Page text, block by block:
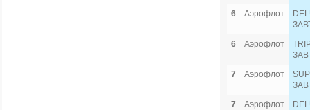
6
Аэрофлот
6
Аэрофлот
7
Аэрофлот
7
Аэрофлот